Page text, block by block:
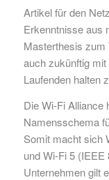
Artikel für den
Erkenntnisse aus
Masterthesis zum
auch zukünftig
Laufenden halten
Die Wi-Fi Alliance
Namensschema
Somit macht sich
und Wi-Fi 5
Unternehmen gilt